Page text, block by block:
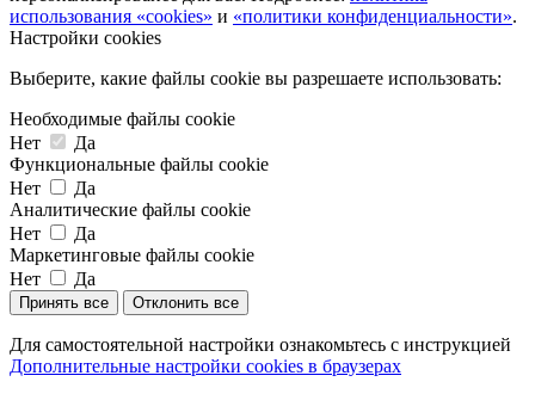
использования «cookies» и «политики конфиденциальности».
Настройки cookies
Выберите, какие файлы cookie вы разрешаете использовать:
Необходимые файлы cookie
Нет
Да
Функциональные файлы cookie
Нет
Да
Аналитические файлы cookie
Нет
Да
Маркетинговые файлы cookie
Нет
Да
Принять все Отклонить все
Для самостоятельной настройки ознакомьтесь с инструкцией
Дополнительные настройки cookies в браузерах